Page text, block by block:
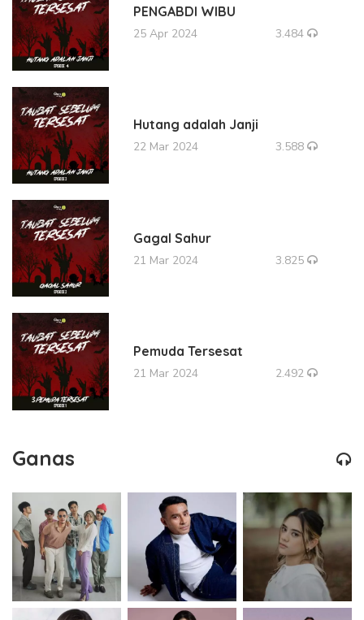
PENGABDI WIBU
25 Apr 2024 3.484
Hutang adalah Janji
22 Mar 2024 3.588
Gagal Sahur
21 Mar 2024 3.825
Pemuda Tersesat
21 Mar 2024 2.492
Ganas